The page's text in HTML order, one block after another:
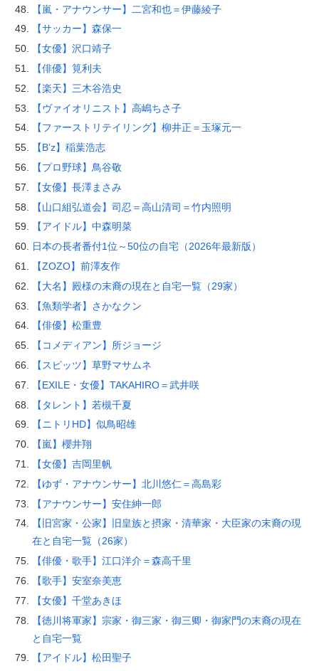
【嵐・アナウンサー】二宮和也＝伊藤綾子
【サッカー】森保一
【女優】沢口靖子
【俳優】筧利夫
【楽天】三木谷浩史
【ヴァイオリニスト】高嶋ちさ子
【ファーストリテイリング】柳井正＝玉塚元一
【B’z】稲葉浩志
【プロ野球】鳥谷敬
【女優】長澤まさみ
【山口組弘道会】司忍＝高山清司＝竹内照明
【アイドル】中森明菜
日本の長者番付1位～50位の自宅（2026年最新版）
【ZOZO】前澤友作
【大名】殿様の末裔の現在と自宅一覧（29家）
【魚類学者】さかなクン
【俳優】松重豊
【コメディアン】所ジョージ
【スピッツ】草野マサムネ
【EXILE・女優】TAKAHIRO＝武井咲
【タレント】若槻千夏
【ニトリHD】似鳥昭雄
【嵐】櫻井翔
【女優】吉岡里帆
【ゆず・アナウンサー】北川悠仁＝高島彩
【アナウンサー】安住紳一郎
【旧宮家・公家】旧皇族と摂家・清華家・大臣家の末裔の現
在と自宅一覧（26家）
【俳優・歌手】江口洋介＝森高千里
【歌手】安室奈美恵
【女優】千堂あきほ
【徳川将軍家】宗家・御三家・御三卿・御家門の末裔の現在
と自宅一覧
【アイドル】松田聖子